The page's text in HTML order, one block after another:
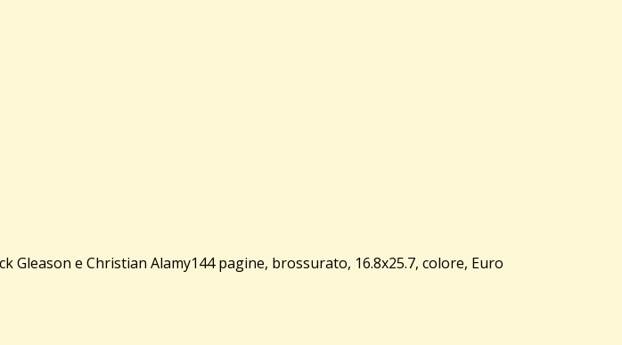
Gleason e Christian Alamy144 pagine, brossurato, 16.8x25.7, colore, Euro